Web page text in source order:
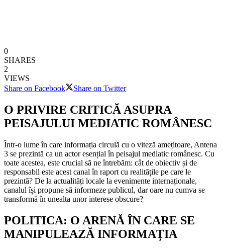
0
SHARES
2
VIEWS
Share on Facebook
Share on Twitter
O PRIVIRE CRITICĂ ASUPRA
PEISAJULUI MEDIATIC ROMÂNESC
Într-o lume în care informația circulă cu o viteză amețitoare, Antena
3 se prezintă ca un actor esențial în peisajul mediatic românesc. Cu
toate acestea, este crucial să ne întrebăm: cât de obiectiv și de
responsabil este acest canal în raport cu realitățile pe care le
prezintă? De la actualități locale la evenimente internaționale,
canalul își propune să informeze publicul, dar oare nu cumva se
transformă în unealta unor interese obscure?
POLITICA: O ARENĂ ÎN CARE SE
MANIPULEAZĂ INFORMAȚIA